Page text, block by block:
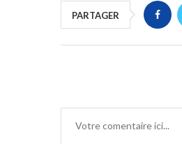
PARTAGER